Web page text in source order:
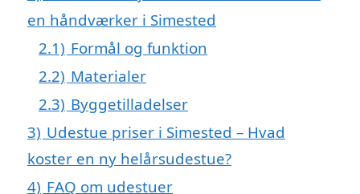
en håndværker i Simested
2.1) Formål og funktion
2.2) Materialer
2.3) Byggetilladelser
3) Udestue priser i Simested – Hvad
koster en ny helårsudestue?
4) FAQ om udestuer